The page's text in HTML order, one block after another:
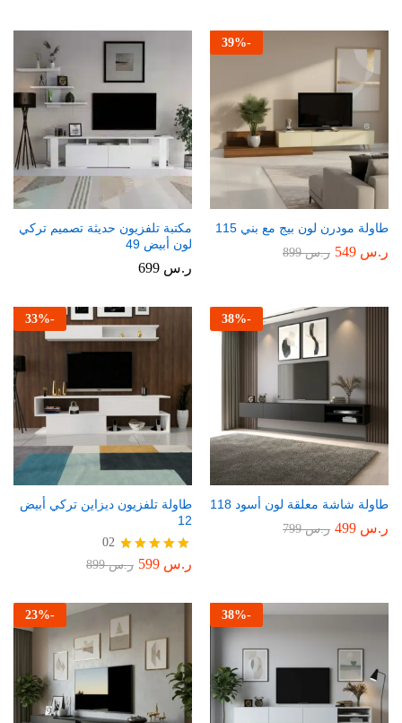
-
39%
طاولة مودرن لون بيج مع بني 115
ر.س ر.س899
مكتبة تلفزيون حديثة تصميم تركي
لون أبيض 49
ر.س
-
38%
طاولة شاشة معلقة لون أسود 118
ر.س ر.س799
-
33%
طاولة تلفزيون ديزاين تركي أبيض
12
تم التقييم
02
ر.س ر.س899
-
38%
-
23%